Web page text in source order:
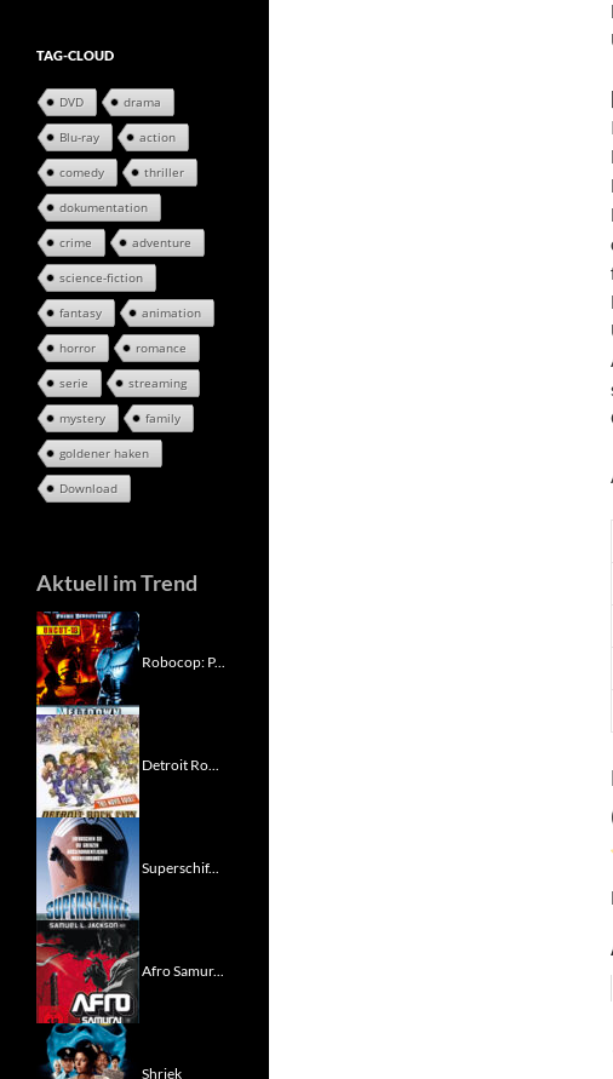
TAG-CLOUD
DVD drama
Blu-ray action
comedy thriller
dokumentation
crime adventure
science-fiction
fantasy animation
horror romance
serie streaming
mystery family
goldener haken
Download
Aktuell im Trend
Robocop: P...
Detroit Ro...
Superschif...
Afro Samur...
Shriek